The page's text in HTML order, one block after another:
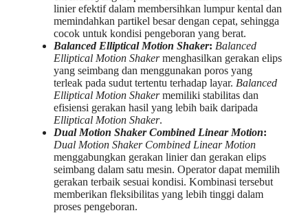
linier efektif dalam membersihkan lumpur kental dan
memindahkan partikel besar dengan cepat, sehingga
cocok untuk kondisi pengeboran yang berat.
Balanced Elliptical Motion Shaker: Balanced
Elliptical Motion Shakermenghasilkan gerakan elips
yang seimbang dan menggunakan poros yang
terleak pada sudut tertentu terhadap layar. Balanced
Elliptical Motion Shakermemiliki stabilitas dan
efisiensi gerakan hasil yang lebih baik daripada
Elliptical Motion Shaker.
Dual Motion Shaker Combined Linear Motion:
Dual Motion Shaker Combined Linear Motion
menggabungkan gerakan linier dan gerakan elips
seimbang dalam satu mesin. Operator dapat memilih
gerakan terbaik sesuai kondisi. Kombinasi tersebut
memberikan fleksibilitas yang lebih tinggi dalam
proses pengeboran.